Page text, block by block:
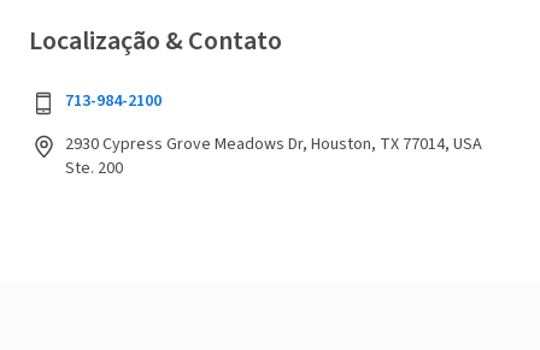
Localização & Contato
713-984-2100
2930 Cypress Grove Meadows Dr, Houston, TX 77014, USA
Ste. 200